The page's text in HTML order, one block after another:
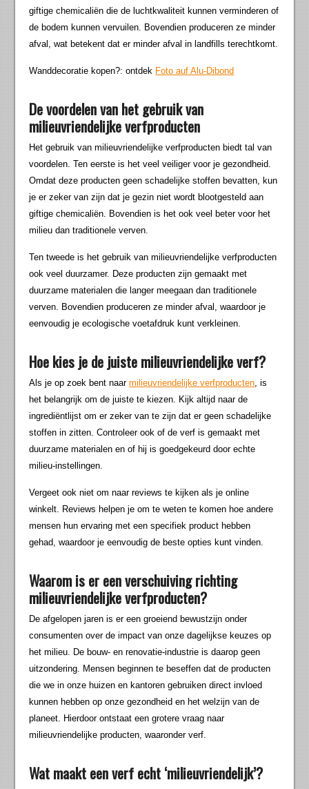
giftige chemicaliën die de luchtkwaliteit kunnen verminderen of
de bodem kunnen vervuilen. Bovendien produceren ze minder
afval, wat betekent dat er minder afval in landfills terechtkomt.
Wanddecoratie kopen?: ontdek Foto auf Alu-Dibond
De voordelen van het gebruik van
milieuvriendelijke verfproducten
Het gebruik van milieuvriendelijke verfproducten biedt tal van
voordelen. Ten eerste is het veel veiliger voor je gezondheid.
Omdat deze producten geen schadelijke stoffen bevatten, kun
je er zeker van zijn dat je gezin niet wordt blootgesteld aan
giftige chemicaliën. Bovendien is het ook veel beter voor het
milieu dan traditionele verven.
Ten tweede is het gebruik van milieuvriendelijke verfproducten
ook veel duurzamer. Deze producten zijn gemaakt met
duurzame materialen die langer meegaan dan traditionele
verven. Bovendien produceren ze minder afval, waardoor je
eenvoudig je ecologische voetafdruk kunt verkleinen.
Hoe kies je de juiste milieuvriendelijke verf?
Als je op zoek bent naarmilieuvriendelijke verfproducten , is
het belangrijk om de juiste te kiezen. Kijk altijd naar de
ingrediëntlijst om er zeker van te zijn dat er geen schadelijke
stoffen in zitten. Controleer ook of de verf is gemaakt met
duurzame materialen en of hij is goedgekeurd door echte
milieu-instellingen.
Vergeet ook niet om naar reviews te kijken als je online
winkelt. Reviews helpen je om te weten te komen hoe andere
mensen hun ervaring met een specifiek product hebben
gehad, waardoor je eenvoudig de beste opties kunt vinden.
Waarom is er een verschuiving richting
milieuvriendelijke verfproducten?
De afgelopen jaren is er een groeiend bewustzijn onder
consumenten over de impact van onze dagelijkse keuzes op
het milieu. De bouw- en renovatie-industrie is daarop geen
uitzondering. Mensen beginnen te beseffen dat de producten
die we in onze huizen en kantoren gebruiken direct invloed
kunnen hebben op onze gezondheid en het welzijn van de
planeet. Hierdoor ontstaat een grotere vraag naar
milieuvriendelijke producten, waaronder verf.
Wat maakt een verf echt ‘milieuvriendelijk’?